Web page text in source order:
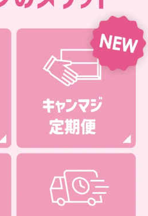
告の閲覧履歴、広告のクリック日時、当該広告を
員名、ウェブサイトの名称など）およびその分析
）と照合したうえで利用する場合を含みます。
下記2に定める共同利用を含みます。）のほか、お
、当該第三者提供を同意したものとみなします。
ント情報、身体的特徴その他のお客様に関する
及び当該書類に含まれる情報
方法に関する情報
への接続に関する情報、位置情報、リファラー情
、サービスの利用に関する情報、お客様の端末ご